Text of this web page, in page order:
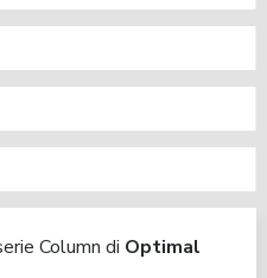
Column di Optimal